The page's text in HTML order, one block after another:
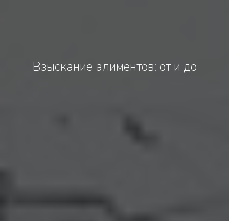
Взыскание алиментов: от и до